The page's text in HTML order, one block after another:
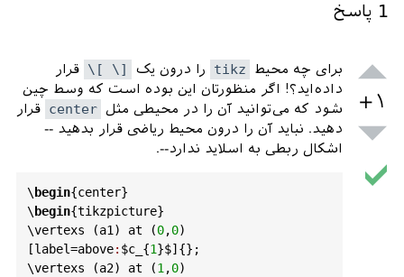
1 پاسخ
+۱
برای چه محیط tikz را درون یک ‍ \[ \] قرار
داده‌اید؟! اگر منظورتان این بوده است که وسط چین
شود که می‌توانید آن را در محیطی مثل center قرار
دهید. نباید آن را درون محیط ریاضی قرار بدهید --
اشکال ربطی به اسلاید ندارد--.
\ begin{center}
\ begin{tikzpicture}
\vertexs (a1 ) at (0,0)
[label=above: $c_ {1}$] {};
\vertexs (a2) at (1 ,0)